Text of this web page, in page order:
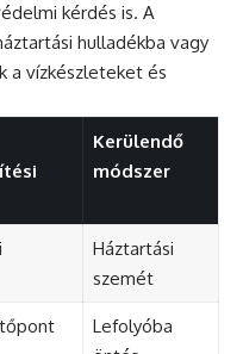
kérdés is. A
hulladékba vagy
a vízkészleteket és
Kerülendő
módszer
Háztartási
szemét
Lefolyóba